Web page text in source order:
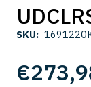
SKU:
€